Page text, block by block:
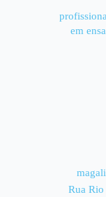
em
Rua